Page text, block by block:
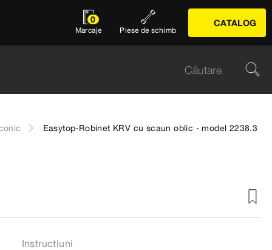
0
Marcaje Piese de schimb
CATALOG
Easytop-Robinet KRV cu scaun oblic - model 2238.3
Instructiuni